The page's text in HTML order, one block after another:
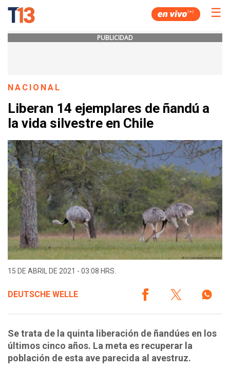
☰
PUBLICIDAD
NACIONAL
Liberan 14 ejemplares de ñandú a
la vida silvestre en Chile
15 DE ABRIL DE 2021 - 03:08 HRS.
DEUTSCHE WELLE
Se trata de la quinta liberación de ñandúes en los
últimos cinco años. La meta es recuperar la
población de esta ave parecida al avestruz.